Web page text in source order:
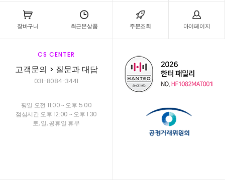
장바구니 최근본상품 주문조회 마이페이지
CS CENTER
고객문의 > 질문과 대답
031-8084-3441
평일 오전 11:00 ~ 오후 5:00
점심시간 오후 12:00 ~ 오후 1:30
토, 일, 공휴일 휴무